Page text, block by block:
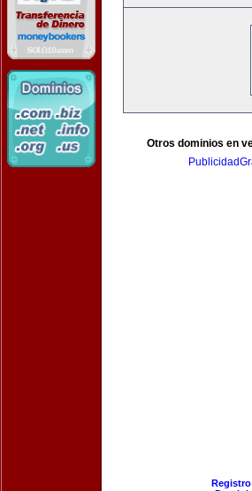
Otros dominios en